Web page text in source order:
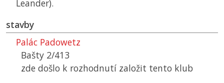
Leander).
stavby
Palác Padowetz
Bašty 2/413
zde došlo k rozhodnutí založit tento klub